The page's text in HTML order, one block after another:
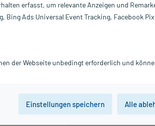
inkl. MwSt. zzgl. Versandkosten
PZN:
Hersteller:
erfasst, um relevante Anzeigen und
Bing Ads Universal Event Tracking, Facebook
der Webseite unbedingt erforderlich und
Einstellungen speichern Alle